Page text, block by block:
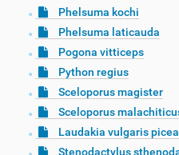
Phelsuma kochi
Phelsuma laticauda
Pogona vitticeps
Python regius
Sceloporus magister
Sceloporus
Laudakia vulgaris picea
Stenodactylus